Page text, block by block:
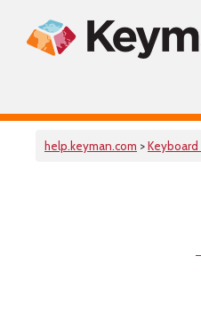
help.keyman.com >Keyboard